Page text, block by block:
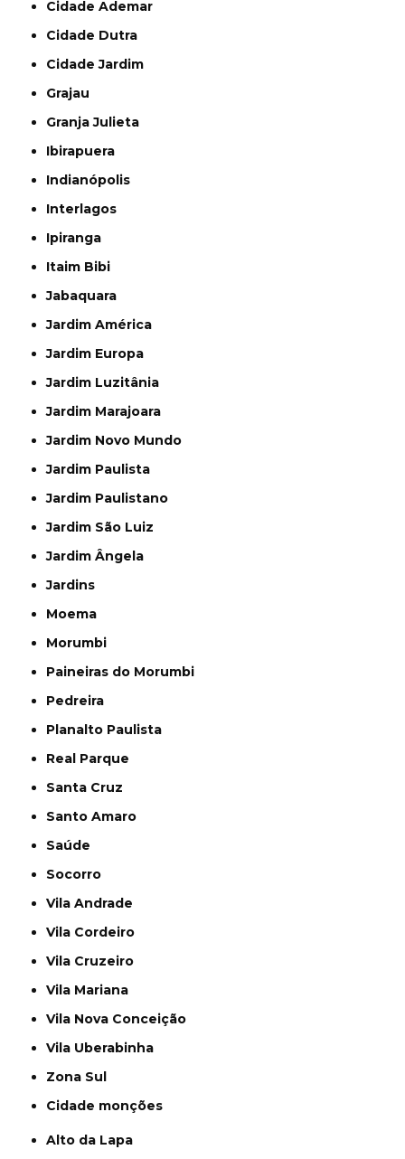
Cidade Ademar
Cidade Dutra
Cidade Jardim
Grajau
Granja Julieta
Ibirapuera
Indianópolis
Interlagos
Ipiranga
Itaim Bibi
Jabaquara
Jardim América
Jardim Europa
Jardim Luzitânia
Jardim Marajoara
Jardim Novo Mundo
Jardim Paulista
Jardim Paulistano
Jardim São Luiz
Jardim Ângela
Jardins
Moema
Morumbi
Paineiras do Morumbi
Pedreira
Planalto Paulista
Real Parque
Santa Cruz
Santo Amaro
Saúde
Socorro
Vila Andrade
Vila Cordeiro
Vila Cruzeiro
Vila Mariana
Vila Nova Conceição
Vila Uberabinha
Zona Sul
cidade monções
Alto da Lapa